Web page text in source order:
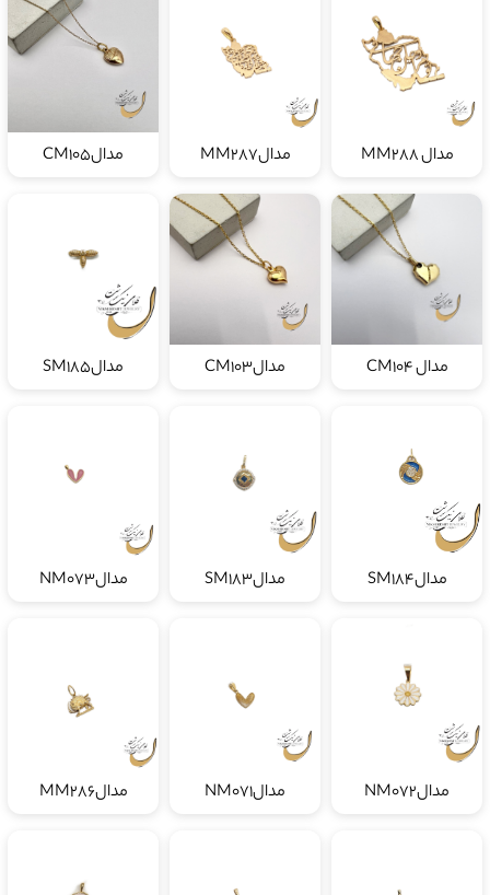
مدال MM288 مدالMM287 مدالCM105
مدال CM104 مدالCM103 مدالSM185
مدالSM184 مدالSM183 مدالNM073
مدالNM072 مدالNM071 مدالMM286